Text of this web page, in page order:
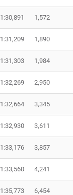
1:30,891 1,572
1:31,209 1,890
1:31,303 1,984
1:32,269 2,950
1:32,664 3,345
1:32,930 3,611
1:33,176 3,857
1:33,560 4,241
1:35,773 6,454